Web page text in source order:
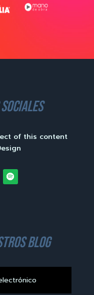
of this content
blog